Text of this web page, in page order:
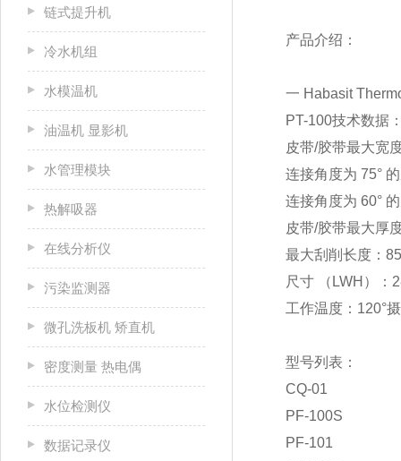
链式提升机
冷水机组
水模温机
油温机 显影机
水管理模块
热解吸器
在线分析仪
污染监测器
微孔洗板机 矫直机
密度测量 热电偶
水位检测仪
数据记录仪
产品介绍：
一 Habasit
PT-100技术数据
皮带/胶带最大宽
连接角度为 75°
连接角度为 60°
皮带/胶带最大厚
最大刮削长度：
尺寸 （LWH）：
工作温度：120°
型号列表：
CQ-01
PF-100S
PF-101